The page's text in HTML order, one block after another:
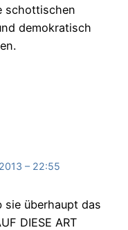
schottischen
demokratisch
– 22:55
sie überhaupt das
DIESE ART